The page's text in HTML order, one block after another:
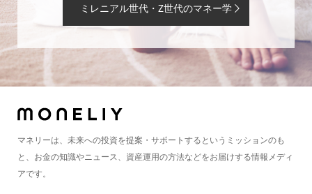
ミレニアル世代・Z世代のマネー学
マネリーは、未来への投資を提案・サポートするというミッションのも
と、お金の知識やニュース、資産運用の方法などをお届けする情報メディ
アです。